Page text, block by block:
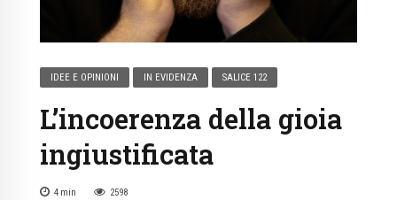
IDEE E OPINIONI IN EVIDENZA SALICE 122
L’incoerenza della gioia
ingiustificata
4 min 2598